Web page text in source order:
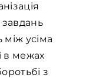
завдань
між усіма
в межах
з